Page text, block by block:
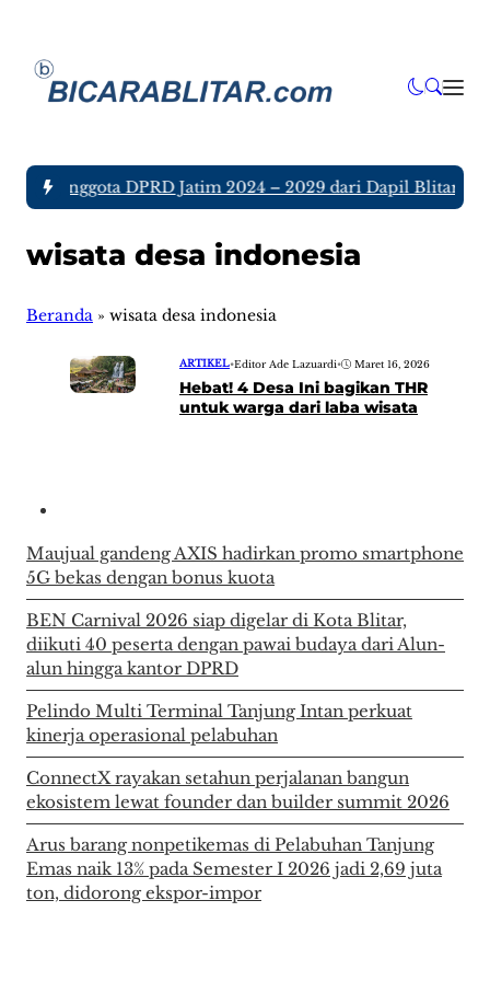
tujuh Anggota DPRD Jatim 2024 – 2029 dari Dapil Blitar dan
wisata desa indonesia
Beranda » wisata desa indonesia
ARTIKEL•Editor Ade Lazuardi• Maret 16, 2026
Hebat! 4 Desa Ini bagikan THR
untuk warga dari laba wisata
Maujual gandeng AXIS hadirkan promo smartphone
5G bekas dengan bonus kuota
BEN Carnival 2026 siap digelar di Kota Blitar,
diikuti 40 peserta dengan pawai budaya dari Alun-
alun hingga kantor DPRD
Pelindo Multi Terminal Tanjung Intan perkuat
kinerja operasional pelabuhan
ConnectX rayakan setahun perjalanan bangun
ekosistem lewat founder dan builder summit 2026
Arus barang nonpetikemas di Pelabuhan Tanjung
Emas naik 13% pada Semester I 2026 jadi 2,69 juta
ton, didorong ekspor-impor